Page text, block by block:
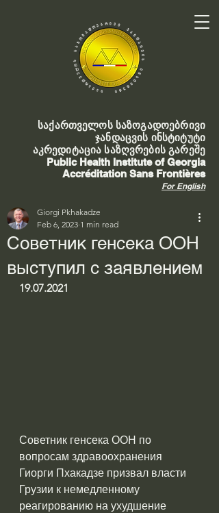
საქართველოს საზოგადოებრივი
ჯანდაცვის ინსტიტუტი
აკრედიტაცია საზღვრების გარეშე
Public Health Institute of Georgia
Accréditation Sans Frontières
For English
Советник генсека ООН
выступил с заявлением
Giorgi Pkhakadze
Feb 6, 2023 1 min read
19.07.2021
Советник генсека ООН по
вопросам здравоохранения
Гиорги Пхакадзе призвал власти
Грузии к немедленному
реагированию на ухудшение